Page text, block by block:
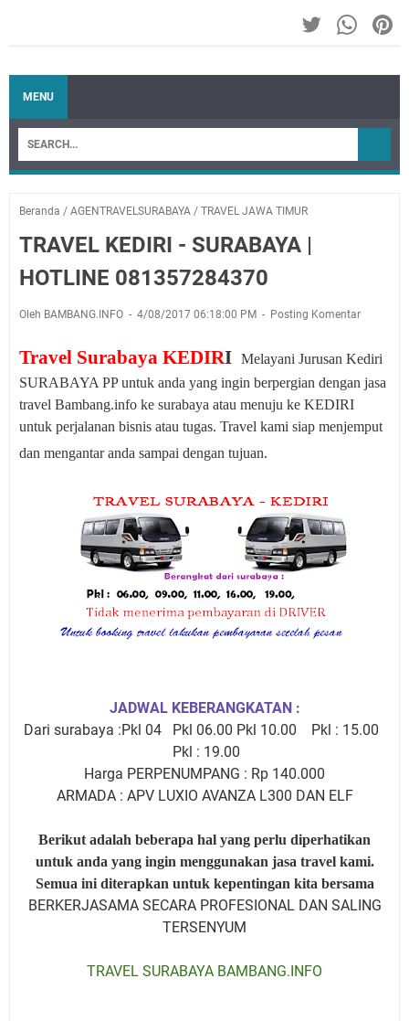
MENU
Beranda / AGENTRAVELSURABAYA / TRAVEL JAWA TIMUR
TRAVEL KEDIRI - SURABAYA |
HOTLINE 081357284370
Oleh BAMBANG.INFO 4/08/2017 06:18:00 PM Posting Komentar
Travel Surabaya KEDIRI Melayani Jurusan Kediri
SURABAYA PPuntuk anda yang ingin berpergian dengan jasa
travel Bambang.info ke surabaya atau menuju ke KEDIRI
untuk perjalanan bisnis atau tugas. Travel kami siap menjemput
dan mengantar anda sampai dengan tujuan.
JADWAL KEBERANGKATAN :
Dari surabaya :Pkl 04 Pkl 06.00 Pkl 10.00 Pkl : 15.00
Pkl : 19.00
Harga PERPENUMPANG : Rp 140.000
ARMADA : APV LUXIO AVANZA L300 DAN ELF
Berikut adalah beberapa hal yang perlu diperhatikan
untuk anda yang ingin menggunakan jasa travel kami.
Semua ini diterapkan untuk kepentingan kita bersama
BERKERJASAMA SECARA PROFESIONAL DAN SALING
TERSENYUM
TRAVEL SURABAYA BAMBANG.INFO